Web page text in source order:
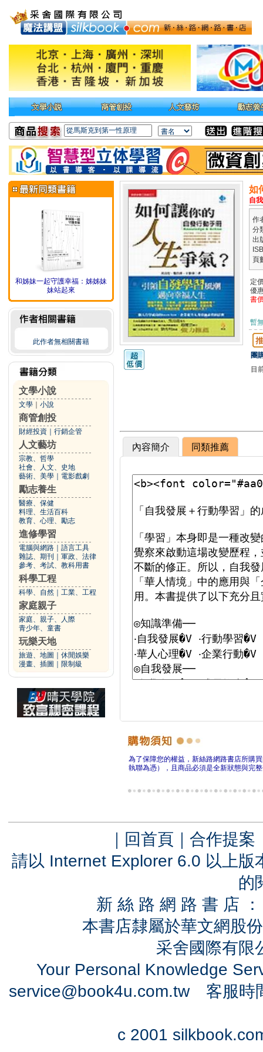
和姊妹一起守護幸福：姊姊妹
妹站起來
此作者無相關書籍
文學小說
文學 小說
商管創投
財經投資 行銷企管
人文藝坊
宗教、哲學
社會、人文、史地
藝術、美學
電影戲劇
勵志養生
醫療、保健
料理、生活百科
教育、心理、勵志
進修學習
電腦與網路
語言工具
雜誌、期刊
軍政、法律
參考、考試、教科用書
科學工程
科學、自然 工業、工程
家庭親子
家庭、親子、人際
青少年、童書
玩樂天地
旅遊、地圖
休閒娛樂
漫畫、插圖
限制級
如
自
作
分
出
頁
定
優
書
暫
團
目
內容簡介 同類推薦
為了保障您的權益，新絲路網路書店所購
執聯為憑），且商品必須是全新狀態與完
｜ 回首頁 ｜ 合作提案
請以 Internet Explorer 6.0 以上
的
新 絲 路 網 路 書 店
本書店隸屬於華文網股
采舍國際有
Your Personal Knowledge
service@book4u.com.tw客服時
c 2001